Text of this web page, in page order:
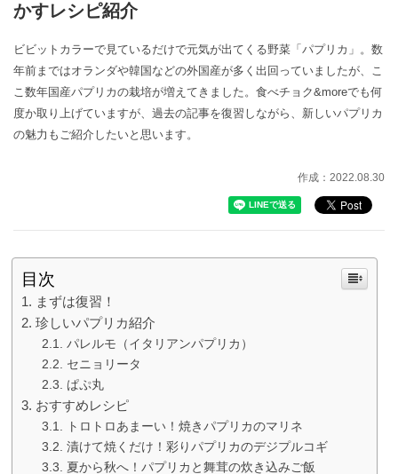
かすレシピ紹介
ビビットカラーで見ているだけで元気が出てくる野菜「パプリカ」。数
年前まではオランダや韓国などの外国産が多く出回っていましたが、こ
こ数年国産パプリカの栽培が増えてきました。食べチョク&moreでも何
度か取り上げていますが、過去の記事を復習しながら、新しいパプリカ
の魅力もご紹介したいと思います。
作成：2022.08.30
目次
まずは復習！
珍しいパプリカ紹介
パレルモ（イタリアンパプリカ）
セニョリータ
ぱぷ丸
おすすめレシピ
トロトロあまーい！焼きパプリカのマリネ
漬けて焼くだけ！彩りパプリカのデジプルコギ
夏から秋へ！パプリカと舞茸の炊き込みご飯